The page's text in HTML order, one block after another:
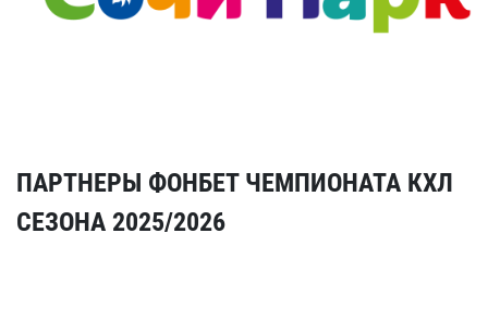
ПАРТНЕРЫ ФОНБЕТ ЧЕМПИОНАТА КХЛ
СЕЗОНА 2025/2026